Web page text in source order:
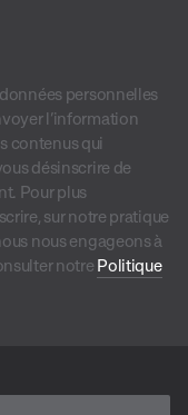
personnelles
l’information
contenus qui
désinscrire de
Pour plus
sur notre pratique
nous engageons à
notre Politique